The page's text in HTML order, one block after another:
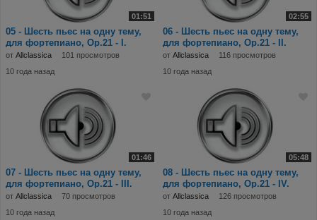
01:51
05 - Шесть пьес на одну тему,
для фортепиано, Op.21 - I.
Präludium.mp3
от Allclassica
101 просмотров
10 года назад
02:55
06 - Шесть пьес на одну тему,
для фортепиано, Op.21 - II.
Fugue.mp3
от Allclassica
116 просмотров
10 года назад
01:46
07 - Шесть пьес на одну тему,
для фортепиано, Op.21 - III.
Impromptu.m
от Allclassica
70 просмотров
10 года назад
05:48
08 - Шесть пьес на одну тему,
для фортепиано, Op.21 - IV.
Tauermarsch.
от Allclassica
126 просмотров
10 года назад